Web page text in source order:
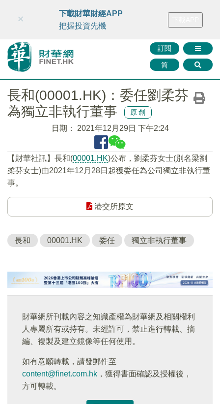
財華智庫網 FINTV FINMETA 財華證券 媒體矩陣
訂閱
简
×
下載財華財經APP
把握投資先機
長和(00001.HK)：委任劉柔芬
為獨立非執行董事
原創
日期： 2021年12月29日 下午2:24
【財華社訊】長和(00001.HK)公布，劉柔芬女士(別名梁劉
柔芬女士)由2021年12月28日起獲委任為公司獨立非執行董
事。
港交所原文
長和 00001.HK 委任 獨立非執行董事
財華網所刊載內容之知識產權為財華網及相關權利
人專屬所有或持有。未經許可，禁止進行轉載、摘
編、複製及建立鏡像等任何使用。
如有意願轉載，請發郵件至
content@finet.com.hk ，獲得書面確認及授權後，
方可轉載。